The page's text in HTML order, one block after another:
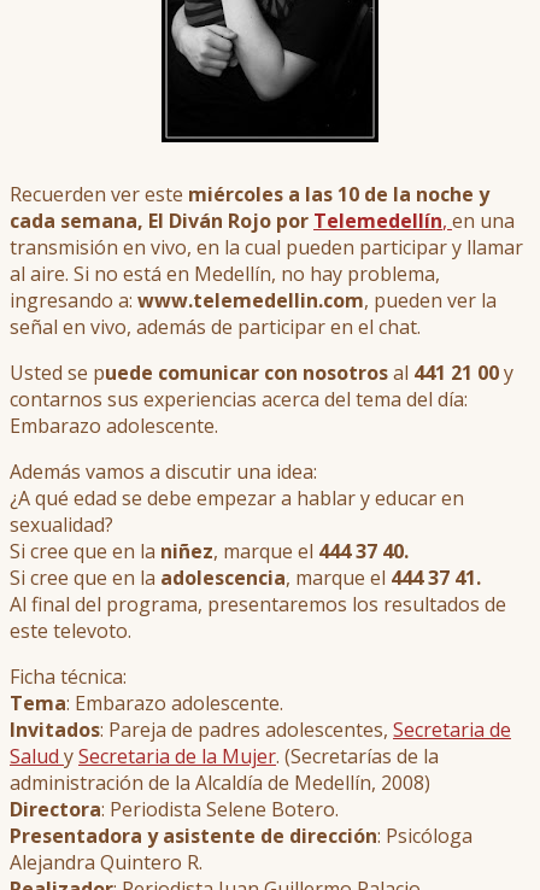
Recuerden ver este miércoles a las 10 de la noche y
cada semana, El Diván Rojo por Telemedellín, en una
transmisión en vivo, en la cual pueden participar y llamar
al aire. Si no está en Medellín, no hay problema,
ingresando a: www.telemedellin.com, pueden ver la
señal en vivo, además de participar en el chat.
Usted se puede comunicar con nosotrosal 441 21 00y
contarnos sus experiencias acerca del tema del día:
Embarazo adolescente.
Además vamos a discutir una idea:
¿A qué edad se debe empezar a hablar y educar en
sexualidad?
Si cree que en la niñez, marque el 444 37 40.
Si cree que en la adolescencia, marque el 444 37 41.
Al final del programa, presentaremos los resultados de
este televoto.
Ficha técnica:
Tema: Embarazo adolescente.
Invitados: Pareja de padres adolescentes, Secretaria de
Salud ySecretaria de la Mujer. (Secretarías de la
administración de la Alcaldía de Medellín, 2008)
Directora: Periodista Selene Botero.
Presentadora y asistente de dirección: Psicóloga
Alejandra Quintero R.